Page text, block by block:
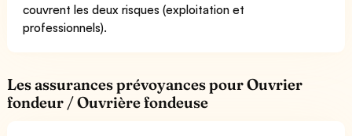
couvrent les deux risques (exploitation et
professionnels).
Les assurances prévoyances pour Ouvrier
fondeur / Ouvrière fondeuse